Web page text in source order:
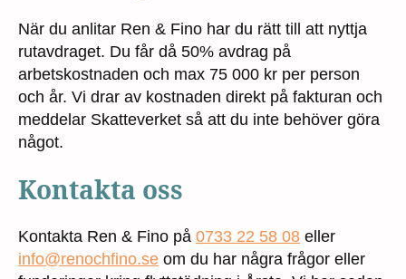
När du anlitar Ren & Fino har du rätt till att nyttja
rutavdraget. Du får då 50% avdrag på
arbetskostnaden och max 75 000 kr per person
och år. Vi drar av kostnaden direkt på fakturan och
meddelar Skatteverket så att du inte behöver göra
något.
Kontakta oss
Kontakta Ren & Fino på 0733 22 58 08 eller
info@renochfino.se om du har några frågor eller